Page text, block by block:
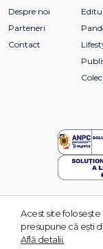
Despre noi
Parteneri
Contact
© 2026 Grupul
Acest site
presupune că eşti
Află detalii.